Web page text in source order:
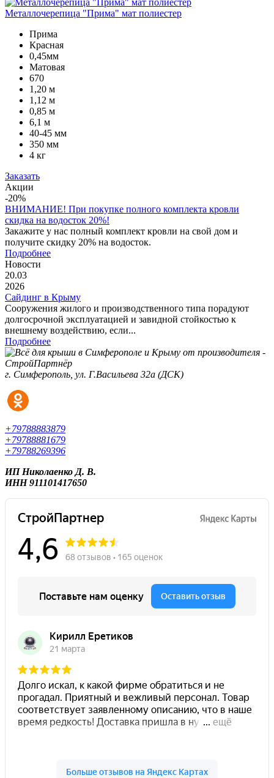
Металлочерепица "Прима" мат полиестер
Прима
Красная
0,45мм
Матовая
670
1,20 м
1,12 м
0,85 м
6,1 м
40-45 мм
350 мм
4 кг
Заказать
Акции
-20%
ВНИМАНИЕ! При покупке полного комплекта кровли
скидка на водосток 20%!
Закажите у нас полный комплект кровли на свой дом и
получите скидку 20% на водосток.
Подробнее
Новости
20.03
2026
Сайдинг в Крыму
Сооружения жилого и производственного типа порадуют
долгосрочной эксплуатацией и завидной стойкостью к
внешнему воздействию, если...
Подробнее
г. Симферополь, ул. Г.Васильева 32а (ДСК)
+79788883879
+79788881679
+79788269396
ИП Николаенко Д. В.
ИНН 911101417650